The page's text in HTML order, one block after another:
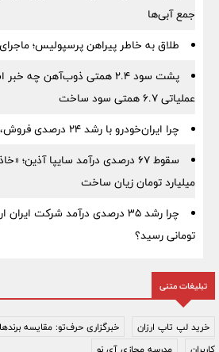
جمع آبی‌ها
طلاق به خاطر پیراهن پرسپولیس؛
پشت سود ۲.۴ همتی ذوب‌آهن
عملیاتی ۶.۷ همتی سود ساخت
چرا ایران‌خودرو با رشد ۲۴ درصدی فروش، ۲۲.۵ همت زیان ساخت؟
میلیارد تومان زیان ساخت
تومانی رسید؟
تبلیغات متنی
خرید لپ تاپ ارزان
خبرگزاری حرف‌تو: مقایسه
کاربران
مدرسه مجازی آی نو